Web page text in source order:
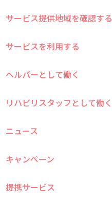
サービス提供地域を確認する
サービスを利用する
ヘルパーとして働く
リハビリスタッフとして働く
ニュース
キャンペーン
提携サービス